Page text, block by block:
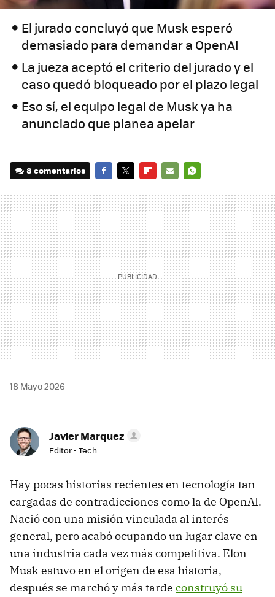
El jurado concluyó que Musk esperó
demasiado para demandar a OpenAI
La jueza aceptó el criterio del jurado y el
caso quedó bloqueado por el plazo legal
Eso sí, el equipo legal de Musk ya ha
anunciado que planea apelar
8 comentarios
MAIL
18 Mayo 2026
Javier Marquez
Editor - Tech
Hay pocas historias recientes en tecnología tan
cargadas de contradicciones como la de OpenAI.
Nació con una misión vinculada al interés
general, pero acabó ocupando un lugar clave en
una industria cada vez más competitiva. Elon
Musk estuvo en el origen de esa historia,
después se marchó y más tarde construyó su